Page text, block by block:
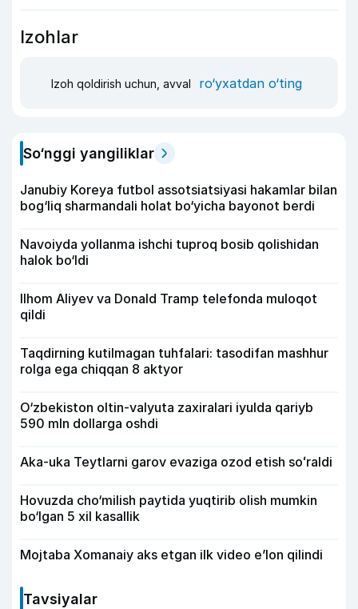
Izohlar
Izoh qoldirish uchun, avval ro‘yxatdan o‘ting
So‘nggi yangiliklar
Janubiy Koreya futbol assotsiatsiyasi hakamlar bilan
bog‘liq sharmandali holat bo‘yicha bayonot berdi
Navoiyda yollanma ishchi tuproq bosib qolishidan
halok bo‘ldi
Ilhom Aliyev va Donald Tramp telefonda muloqot
qildi
Taqdirning kutilmagan tuhfalari: tasodifan mashhur
rolga ega chiqqan 8 aktyor
O‘zbekiston oltin-valyuta zaxiralari iyulda qariyb
590 mln dollarga oshdi
Aka-uka Teytlarni garov evaziga ozod etish soʻraldi
Hovuzda cho‘milish paytida yuqtirib olish mumkin
bo‘lgan 5 xil kasallik
Mojtaba Xomanaiy aks etgan ilk video e’lon qilindi
Tavsiyalar